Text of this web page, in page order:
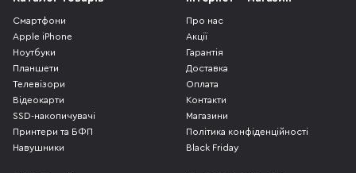
Смартфони
Apple iPhone
Ноутбуки
Планшети
Телевізори
Відеокарти
SSD-накопичувачі
Принтери та БФП
Навушники
Про нас
Акції
Гарантія
Доставка
Оплата
Контакти
Магазини
Політика конфіденційності
Black Friday